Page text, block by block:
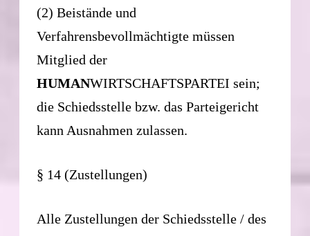
(2) Beistände und
Verfahrensbevollmächtigte müssen
Mitglied der
HUMANWIRTSCHAFTSPARTEI sein;
die Schiedsstelle bzw. das Parteigericht
kann Ausnahmen zulassen.
§ 14 (Zustellungen)
Alle Zustellungen der Schiedsstelle / des